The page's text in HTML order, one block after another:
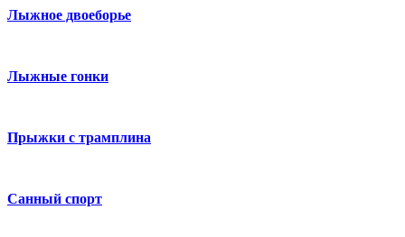
Лыжное двоеборье
Лыжные гонки
Прыжки с трамплина
Санный спорт